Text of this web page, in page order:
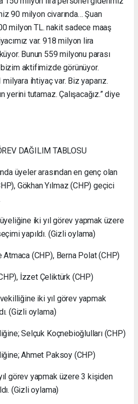
90 milyon civarında… Şuan
milyon TL. nakit sadece maaş
var. 918 milyon lira
Bunun 559 milyonu parası
bizim aktifimizde görünüyor.
ihtiyaç var. Biz yaparız.
yerini tutamaz. Çalışacağız.” diye
DAĞILIM TABLOSU
üyeler arasından en genç olan
Gökhan Yılmaz (CHP) geçici
iki yıl görev yapmak üzere
yapıldı. (Gizli oylama)
(CHP), Berna Polat (CHP)
İzzet Çeliktürk (CHP)
iki yıl görev yapmak
(Gizli oylama)
Selçuk Koçnebioğlulları (CHP)
Ahmet Paksoy (CHP)
görev yapmak üzere 3 kişiden
(Gizli oylama)